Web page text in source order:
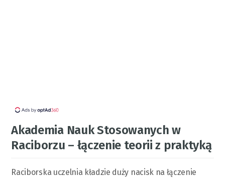
Akademia Nauk Stosowanych w
Raciborzu – łączenie teorii z praktyką
Raciborska uczelnia kładzie duży nacisk na łączenie